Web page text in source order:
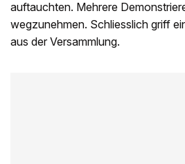
auftauchten. Mehrere
wegzunehmen. Schliesslich griff
aus der Versammlung.